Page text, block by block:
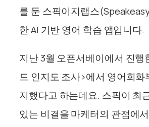
를 둔 스픽이지랩스
한 AI 기반 영어 학습 앱입니다.
지난 3월 오픈서베이에서 진행
드 인지도 조사>에서 영어회화
지했다고 하는데요. 스픽이 최
있는 비결을 마케터의 관점에